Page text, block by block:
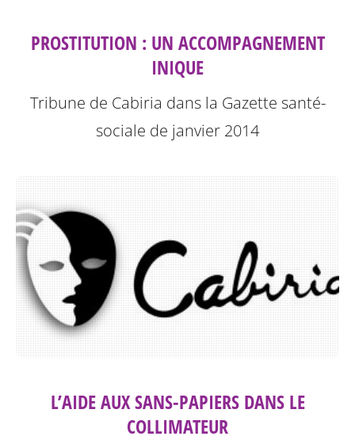
PROSTITUTION : UN ACCOMPAGNEMENT
INIQUE
Tribune de Cabiria dans la Gazette santé-
sociale de janvier 2014
L’AIDE AUX SANS-PAPIERS DANS LE
COLLIMATEUR